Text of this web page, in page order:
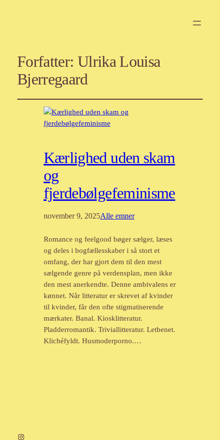
Forfatter: Ulrika Louisa
Bjerregaard
Kærlighed uden skam
og
fjerdebølgefeminisme
november 9, 2025Alle emner
Romance og feelgood bøger sælger, læses
og deles i bogfællesskaber i så stort et
omfang, der har gjort dem til den mest
sælgende genre på verdensplan, men ikke
den mest anerkendte. Denne ambivalens er
kønnet. Når litteratur er skrevet af kvinder
til kvinder, får den ofte stigmatiserende
mærkater. Banal. Kiosklitteratur.
Pladderromantik. Triviallitteratur. Letbenet.
Klichéfyldt. Husmoderporno.…
Instagram